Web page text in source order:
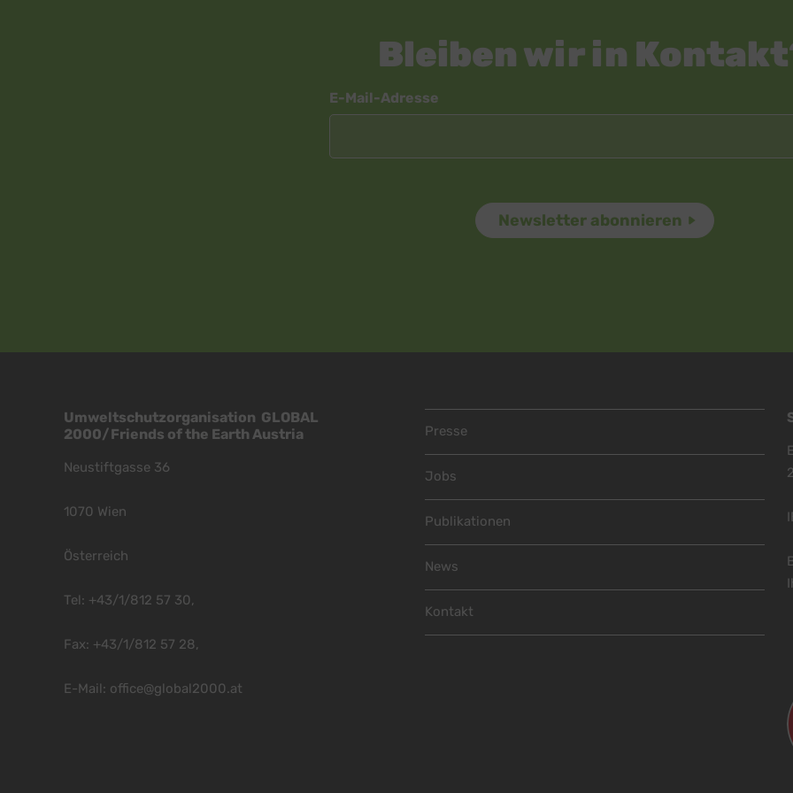
Bleiben wir in
E-Mail-Adresse
Umweltschutzorganisation GLOBAL
2000/Friends of the Earth Austria
Neustiftgasse 36
1070 Wien
Österreich
Tel: +43/1/812 57 30,
Fax: +43/1/812 57 28,
E-Mail: office@global2000.at
Presse
Jobs
Publikationen
News
Kontakt